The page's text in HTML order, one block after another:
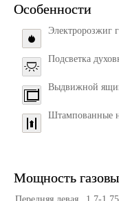
Особенности
Электророзжиг
Подсветка
Выдвижной
Штампованные
Мощность